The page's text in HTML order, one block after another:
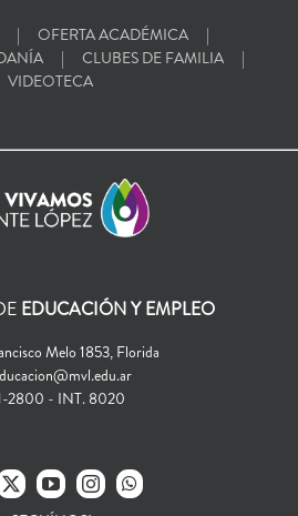
OFERTA ACADÉMICA
CLUBES DE FAMILIA
VIDEOTECA
EDUCACIÓN Y EMPLEO
Melo 1853, Florida
2800 - INT. 8020